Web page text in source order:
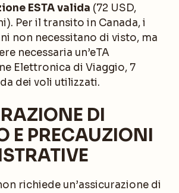
ESTA valida (72 USD,
Per il transito in Canada, i
non necessitano di visto, ma
necessaria un’eTA
Elettronica di Viaggio, 7
dei voli utilizzati.
DI
E PRECAUZIONI
richiede un’assicurazione di